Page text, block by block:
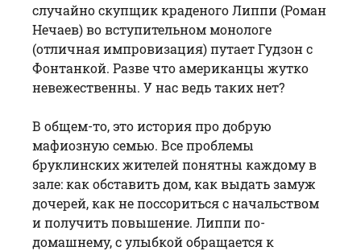
случайно скупщик краденого Липпи (Роман
Нечаев) во вступительном монологе
(отличная импровизация) путает Гудзон с
Фонтанкой. Разве что американцы жутко
невежественны. У нас ведь таких нет?
В общем-то, это история про добрую
мафиозную семью. Все проблемы
бруклинских жителей понятны каждому в
зале: как обставить дом, как выдать замуж
дочерей, как не поссориться с начальством
и получить повышение. Липпи по-
домашнему, с улыбкой обращается к